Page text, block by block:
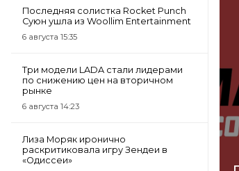
Последняя солистка Rocket Punch
Суюн ушла из Woollim Entertainment
6 августа 15:35
Три модели LADA стали лидерами
по снижению цен на вторичном
рынке
6 августа 14:23
Лиза Моряк иронично
раскритиковала игру Зендеи в
«Одиссеи»